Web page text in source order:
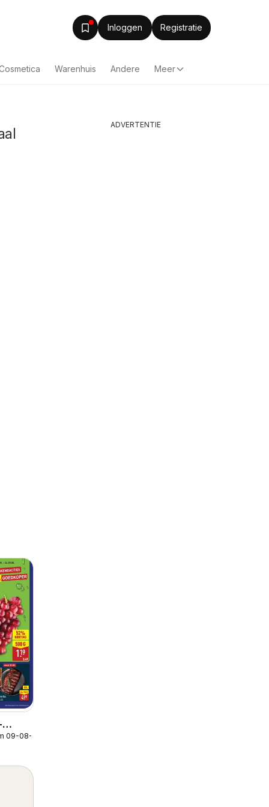
Inloggen Registratie
Warenhuis Andere Meer
09-08-2026
ADVERTENTIE